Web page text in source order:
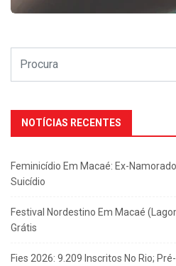
NOTÍCIAS RECENTES
Feminicídio Em Macaé: Ex-
Suicídio
Festival Nordestino Em Macaé
Grátis
Fies 2026: 9.209 Inscritos No Rio;